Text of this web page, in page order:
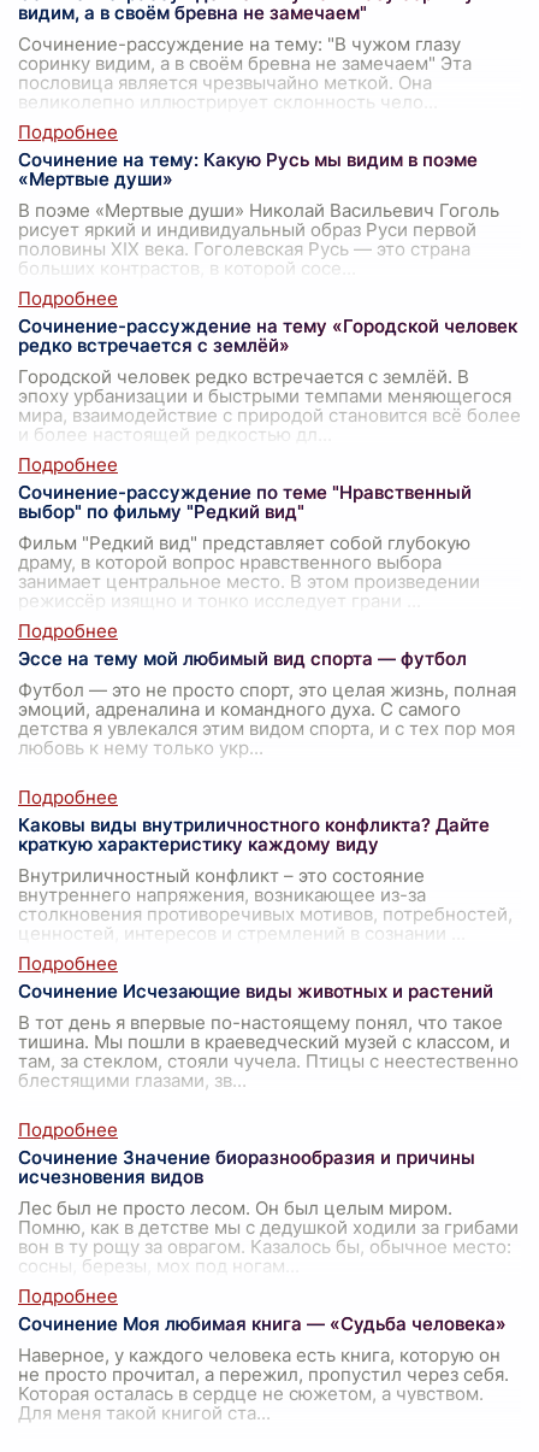
видим, а в своём бревна не замечаем"
Сочинение-рассуждение на тему: "В чужом глазу
соринку видим, а в своём бревна не замечаем" Эта
пословица является чрезвычайно меткой. Она
великолепно иллюстрирует склонность чело
Сочинение на тему: Какую Русь мы видим в поэме
«Мертвые души»
В поэме «Мертвые души» Николай Васильевич Гоголь
рисует яркий и индивидуальный образ Руси первой
половины XIX века. Гоголевская Русь — это страна
больших контрастов, в которой сосе
Сочинение-рассуждение на тему «Городской человек
редко встречается с землёй»
Городской человек редко встречается с землёй. В
эпоху урбанизации и быстрыми темпами меняющегося
мира, взаимодействие с природой становится всё более
и более настоящей редкостью дл
Сочинение-рассуждение по теме "Нравственный
выбор" по фильму "Редкий вид"
Фильм "Редкий вид" представляет собой глубокую
драму, в которой вопрос нравственного выбора
занимает центральное место. В этом произведении
режиссёр изящно и тонко исследует грани
Эссе на тему мой любимый вид спорта — футбол
Футбол — это не просто спорт, это целая жизнь, полная
эмоций, адреналина и командного духа. С самого
детства я увлекался этим видом спорта, и с тех пор моя
любовь к нему только укр...
Каковы виды внутриличностного конфликта? Дайте
краткую характеристику каждому виду
Внутриличностный конфликт – это состояние
внутреннего напряжения, возникающее из-за
столкновения противоречивых мотивов, потребностей,
ценностей, интересов и стремлений в сознании
Сочинение Исчезающие виды животных и растений
В тот день я впервые по-настоящему понял, что такое
тишина. Мы пошли в краеведческий музей с классом, и
там, за стеклом, стояли чучела. Птицы с неестественно
блестящими глазами, зв...
Сочинение Значение биоразнообразия и причины
исчезновения видов
Лес был не просто лесом. Он был целым миром.
Помню, как в детстве мы с дедушкой ходили за грибами
вон в ту рощу за оврагом. Казалось бы, обычное место:
сосны, березы, мох под ногам
Сочинение Моя любимая книга — «Судьба человека»
Наверное, у каждого человека есть книга, которую он
не просто прочитал, а пережил, пропустил через себя.
Которая осталась в сердце не сюжетом, а чувством.
Для меня такой книгой ста...